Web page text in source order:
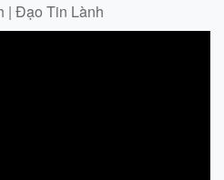
| Đạo Tin Lành